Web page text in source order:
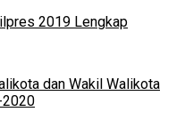
2019 Lengkap
dan Wakil Walikota
2020